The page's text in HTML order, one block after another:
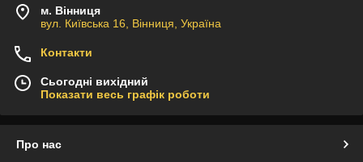
м. Вінниця
вул. Київська 16, Вінниця, Україна
Контакти
Сьогодні вихідний
Показати весь графік роботи
Про нас